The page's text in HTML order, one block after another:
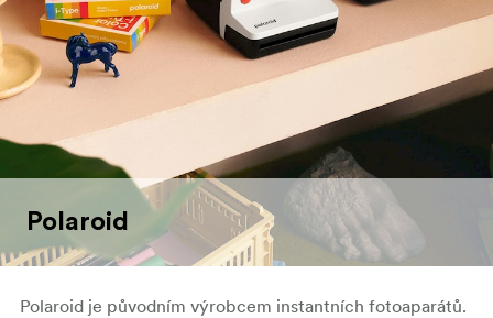
Polaroid
Polaroid je původním výrobcem instantních fotoaparátů.